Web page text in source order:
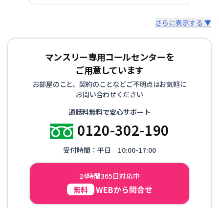
ホテル・旅館では味わえない、自宅にいるようなリラック
スした時間を過ごせます。 一部屋一部屋 心を込めて、
担当塚田都矢子がお部屋を作っております。 お部屋にな
いもの用意できるかもしれません。ご相談ください。
さらに表示する ▼
マンスリー専用コールセンターを
ご用意しています
お部屋のこと、契約のことなどご不明点はお気軽に
お問い合わせください
通話料無料で安心サポート
0120-302-190
受付時間：平日 10:00-17:00
24時間365日対応中
無料 WEBから問合せ